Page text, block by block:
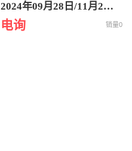
2024年09月28日/11月2日
从香港出发到越南下龙湾5
电询 销量0